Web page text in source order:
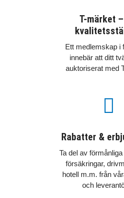
T-märket
Ett medlemskap i
innebär att ditt
auktoriserat med

Rabatter &
Ta del av
försäkringar,
hotell m.m. från
och